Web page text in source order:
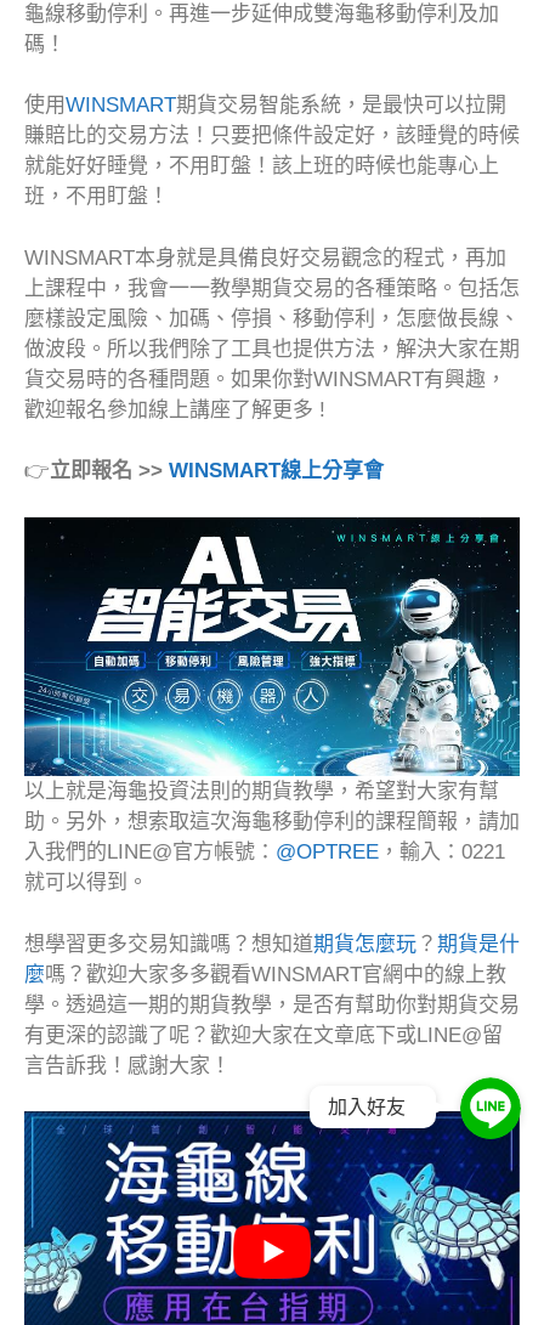
龜線移動停利。再進一步延伸成雙海龜移動停利及加
碼！
使用WINSMART期貨交易智能系統，是最快可以拉開
賺賠比的交易方法！只要把條件設定好，該睡覺的時候
就能好好睡覺，不用盯盤！該上班的時候也能專心上
班，不用盯盤！
WINSMART本身就是具備良好交易觀念的程式，再加
上課程中，我會一一教學期貨交易的各種策略。包括怎
麼樣設定風險、加碼、停損、移動停利，怎麼做長線、
做波段。所以我們除了工具也提供方法，解決大家在期
貨交易時的各種問題。如果你對WINSMART有興趣，
歡迎報名參加線上講座了解更多 !
👉立即報名 >> WINSMART線上分享會
以上就是海龜投資法則的期貨教學，希望對大家有幫
助。另外，想索取這次海龜移動停利的課程簡報，請加
入我們的LINE@官方帳號： @OPTREE ，輸入：0221
就可以得到。
想學習更多交易知識嗎？想知道期貨怎麼玩 ？ 期貨是什
麼嗎？歡迎大家多多觀看WINSMART官網中的線上教
學。透過這一期的期貨教學，是否有幫助你對期貨交易
有更深的認識了呢？歡迎大家在文章底下或LINE@留
言告訴我！感謝大家！
加入好友